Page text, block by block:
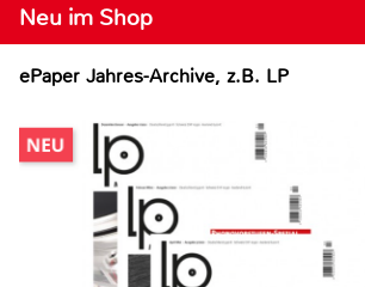
Neu im Shop
ePaper Jahres-Archive, z.B. LP